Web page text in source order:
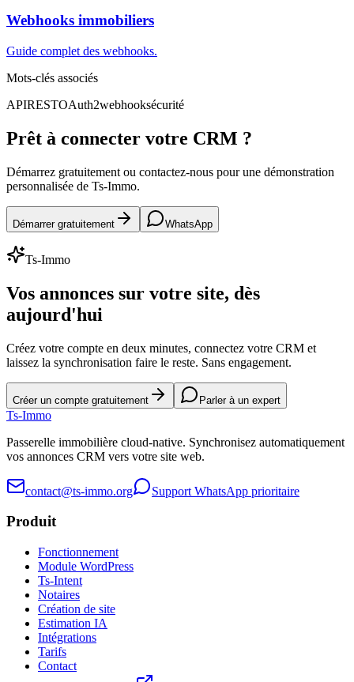
Webhooks immobiliers
Guide complet des webhooks.
Mots-clés associés
APIRESTOAuth2webhooksécurité
Prêt à connecter votre CRM ?
Démarrez gratuitement ou contactez-nous pour une démonstration
personnalisée de Ts-Immo.
Démarrer gratuitement WhatsApp
Ts-Immo
Vos annonces sur votre site, dès
aujourd'hui
Créez votre compte en deux minutes, connectez votre CRM et
laissez la synchronisation faire le reste. Sans engagement.
Créer un compte gratuitement Parler à un expert
Ts-Immo
Passerelle immobilière cloud-native. Synchronisez automatiquement
vos annonces CRM vers votre site web.
contact@ts-immo.org Support WhatsApp prioritaire
Produit
Fonctionnement
Module WordPress
Ts-Intent
Notaires
Création de site
Estimation IA
Intégrations
Tarifs
Contact